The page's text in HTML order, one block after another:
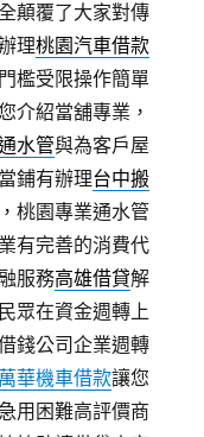
顛覆了大家對傳
理桃園汽車借款
檻受限操作簡單
介紹當舖專業，
水管與為客戶屋
鋪有辦理台中搬
桃園專業通水管
有完善的消費代
服務高雄借貸解
眾在資金週轉上
錢公司企業週轉
萬華機車借款讓您
用困難高評價商